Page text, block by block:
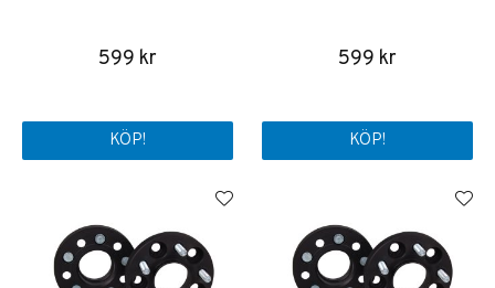
599 kr
KÖP!
599 kr
KÖP!